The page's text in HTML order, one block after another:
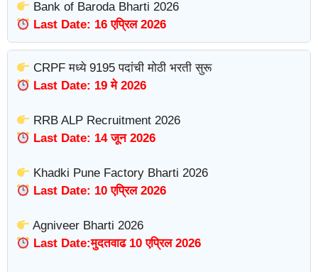
Bank of Baroda Bharti 2026
Last Date: 16 एप्रिल 2026
CRPF मध्ये 9195 पदांची मोठी भरती सुरू
Last Date: 19 मे 2026
RRB ALP Recruitment 2026
Last Date: 14 जून 2026
Khadki Pune Factory Bharti 2026
Last Date: 10 एप्रिल 2026
Agniveer Bharti 2026
Last Date:मुदतवाढ 10 एप्रिल 2026